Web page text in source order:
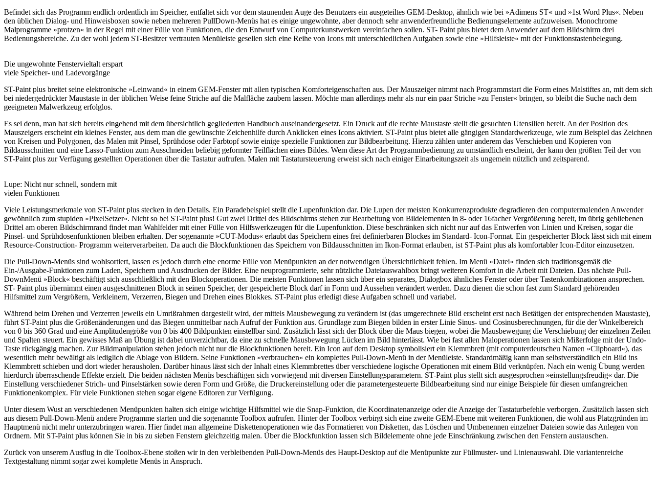
Befindet sich das Programm endlich ordentlich im Speicher, entfaltet sich vor dem staunenden Auge des Benutzers ein ausgeteiltes GEM-Desktop, ähnlich wie bei »Adimens ST« und »1st Word Plus«. Neben
den üblichen Dialog- und Hinweisboxen sowie neben mehreren PullDown-Menüs hat es einige ungewohnte, aber dennoch sehr anwenderfreundliche Bedienungselemente aufzuweisen. Monochrome
Malprogramme »protzen« in der Regel mit einer Fülle von Funktionen, die den Entwurf von Computerkunstwerken vereinfachen sollen. ST- Paint plus bietet dem Anwender auf dem Bildschirm drei
Bedienungsbereiche. Zu der wohl jedem ST-Besitzer vertrauten Menüleiste gesellen sich eine Reihe von Icons mit unterschiedlichen Aufgaben sowie eine »Hilfsleiste« mit der Funktionstastenbelegung.
Die ungewohnte Fenstervieltalt erspart
viele Speicher- und Ladevorgänge
ST-Paint plus breitet seine elektronische »Leinwand« in einem GEM-Fenster mit allen typischen Komforteigenschaften aus. Der Mauszeiger nimmt nach Programmstart die Form eines Malstiftes an, mit dem sich
bei niedergedrückter Maustaste in der üblichen Weise feine Striche auf die Malfläche zaubern lassen. Möchte man allerdings mehr als nur ein paar Striche »zu Fenster« bringen, so bleibt die Suche nach dem
geeigneten Malwerkzeug erfolglos.
Es sei denn, man hat sich bereits eingehend mit dem übersichtlich gegliederten Handbuch auseinandergesetzt. Ein Druck auf die rechte Maustaste stellt die gesuchten Utensilien bereit. An der Position des
Mauszeigers erscheint ein kleines Fenster, aus dem man die gewünschte Zeichenhilfe durch Anklicken eines Icons aktiviert. ST-Paint plus bietet alle gängigen Standardwerkzeuge, wie zum Beispiel das Zeichnen
von Kreisen und Polygonen, das Malen mit Pinsel, Sprühdose oder Farbtopf sowie einige spezielle Funktionen zur Bildbearbeitung. Hierzu zählen unter anderem das Verschieben und Kopieren von
Bildausschnitten und eine Lasso-Funktion zum Ausschneiden beliebig geformter Teilflächen eines Bildes. Wem diese Art der Programmbedienung zu umständlich erscheint, der kann den größten Teil der von
ST-Paint plus zur Verfügung gestellten Operationen über die Tastatur aufrufen. Malen mit Tastatursteuerung erweist sich nach einiger Einarbeitungszeit als ungemein nützlich und zeitsparend.
Lupe: Nicht nur schnell, sondern mit
vielen Funktionen
Viele Leistungsmerkmale von ST-Paint plus stecken in den Details. Ein Paradebeispiel stellt die Lupenfunktion dar. Die Lupen der meisten Konkurrenzprodukte degradieren den computermalenden Anwender
gewöhnlich zum stupiden »PixelSetzer«. Nicht so bei ST-Paint plus! Gut zwei Drittel des Bildschirms stehen zur Bearbeitung von Bildelementen in 8- oder 16facher Vergrößerung bereit, im übrig gebliebenen
Drittel am oberen Bildschirmrand findet man Wahlfelder mit einer Fülle von Hilfswerkzeugen für die Lupenfunktion. Diese beschränken sich nicht nur auf das Entwerfen von Linien und Kreisen, sogar die
Pinsel- und Sprühdosenfunktionen bleiben erhalten. Der sogenannte »CUT-Modus« erlaubt das Speichern eines frei definierbaren Blockes im Standard- Icon-Format. Ein gespeicherter Block lässt sich mit einem
Resource-Construction- Programm weiterverarbeiten. Da auch die Blockfunktionen das Speichern von Bildausschnitten im Ikon-Format erlauben, ist ST-Paint plus als komfortabler Icon-Editor einzusetzen.
Die Pull-Down-Menüs sind wohlsortiert, lassen es jedoch durch eine enorme Fülle von Menüpunkten an der notwendigen Übersichtlichkeit fehlen. Im Menü »Datei« finden sich traditionsgemäß die
Ein-/Ausgabe-Funktionen zum Laden, Speichern und Ausdrucken der Bilder. Eine neuprogrammierte, sehr nützliche Dateiauswahlbox bringt weiteren Komfort in die Arbeit mit Dateien. Das nächste Pull-
DownMenü »Block« beschäftigt sich ausschließlich mit den Blockoperationen. Die meisten Funktionen lassen sich über ein separates, Dialogbox ähnliches Fenster oder über Tastenkombinationen ansprechen.
ST- Paint plus übernimmt einen ausgeschnittenen Block in seinen Speicher, der gespeicherte Block darf in Form und Aussehen verändert werden. Dazu dienen die schon fast zum Standard gehörenden
Hilfsmittel zum Vergrößern, Verkleinern, Verzerren, Biegen und Drehen eines Blokkes. ST-Paint plus erledigt diese Aufgaben schnell und variabel.
Während beim Drehen und Verzerren jeweils ein Umrißrahmen dargestellt wird, der mittels Mausbewegung zu verändern ist (das umgerechnete Bild erscheint erst nach Betätigen der entsprechenden Maustaste),
führt ST-Paint plus die Größenänderungen und das Biegen unmittelbar nach Aufruf der Funktion aus. Grundlage zum Biegen bilden in erster Linie Sinus- und Cosinusberechnungen, für die der Winkelbereich
von 0 bis 360 Grad und eine Amplitudengröße von 0 bis 400 Bildpunkten einstellbar sind. Zusätzlich lässt sich der Block über die Maus biegen, wobei die Mausbewegung die Verschiebung der einzelnen Zeilen
und Spalten steuert. Ein gewisses Maß an Übung ist dabei unverzichtbar, da eine zu schnelle Mausbewegung Lücken im Bild hinterlässt. Wie bei fast allen Maloperationen lassen sich Mißerfolge mit der Undo-
Taste rückgängig machen. Zur Bildmanipulation stehen jedoch nicht nur die Blockfunktionen bereit. Ein Icon auf dem Desktop symbolisiert ein Klemmbrett (mit computerdeutscheu Namen »Clipboard«), das
wesentlich mehr bewältigt als lediglich die Ablage von Bildern. Seine Funktionen »verbrauchen« ein komplettes Pull-Down-Menü in der Menüleiste. Standardmäßig kann man selbstverständlich ein Bild ins
Klemmbrett schieben und dort wieder herausholen. Darüber hinaus lässt sich der Inhalt eines Klemmbrettes über verschiedene logische Operationen mit einem Bild verknüpfen. Nach ein wenig Übung werden
hierdurch überraschende Effekte erzielt. Die beiden nächsten Menüs beschäftigen sich vorwiegend mit diversen Einstellungsparametern. ST-Paint plus stellt sich ausgesprochen »einstellungsfreudig« dar. Die
Einstellung verschiedener Strich- und Pinselstärken sowie deren Form und Größe, die Druckereinstellung oder die parametergesteuerte Bildbearbeitung sind nur einige Beispiele für diesen umfangreichen
Funktionenkomplex. Für viele Funktionen stehen sogar eigene Editoren zur Verfügung.
Unter diesem Wust an verschiedenen Menüpunkten halten sich einige wichtige Hilfsmittel wie die Snap-Funktion, die Koordinatenanzeige oder die Anzeige der Tastaturbefehle verborgen. Zusätzlich lassen sich
aus diesem Pull-Down-Menü andere Programme starten und die sogenannte Toolbox aufrufen. Hinter der Toolbox verbirgt sich eine zweite GEM-Ebene mit weiteren Funktionen, die wohl aus Platzgründen im
Hauptmenü nicht mehr unterzubringen waren. Hier findet man allgemeine Diskettenoperationen wie das Formatieren von Disketten, das Löschen und Umbenennen einzelner Dateien sowie das Anlegen von
Ordnern. Mit ST-Paint plus können Sie in bis zu sieben Fenstern gleichzeitig malen. Über die Blockfunktion lassen sich Bildelemente ohne jede Einschränkung zwischen den Fenstern austauschen.
Zurück von unserem Ausflug in die Toolbox-Ebene stoßen wir in den verbleibenden Pull-Down-Menüs des Haupt-Desktop auf die Menüpunkte zur Füllmuster- und Linienauswahl. Die variantenreiche
Textgestaltung nimmt sogar zwei komplette Menüs in Anspruch.